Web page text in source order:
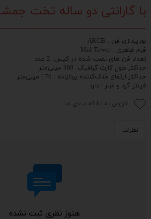
با گارانتی دو ساله تخت
نورپردازی فن : ARGB
فرم ظاهری : Mid Tower
تعداد فن های نصب شده در کیس: 2 عدد
حداکثر طول کارت گرافیک: 360 میلی‌متر
حداکثر ارتفاع خنک‌کننده پردازنده : 170 میلی‌متر
فیلتر گرد و غبار : دارد
افزودن به علاقه مندی ها
نظرات
هنوز نظری ثبت نشده